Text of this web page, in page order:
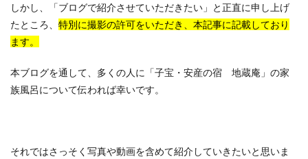
しかし、「ブログで紹介させていただきたい」と正直に申し上げ
たところ、 特別に撮影の許可をいただき、本記事に記載しており
ます。
本ブログを通して、多くの人に「子宝・安産の宿 地蔵庵」の家
族風呂について伝われば幸いです。
それではさっそく写真や動画を含めて紹介していきたいと思いま